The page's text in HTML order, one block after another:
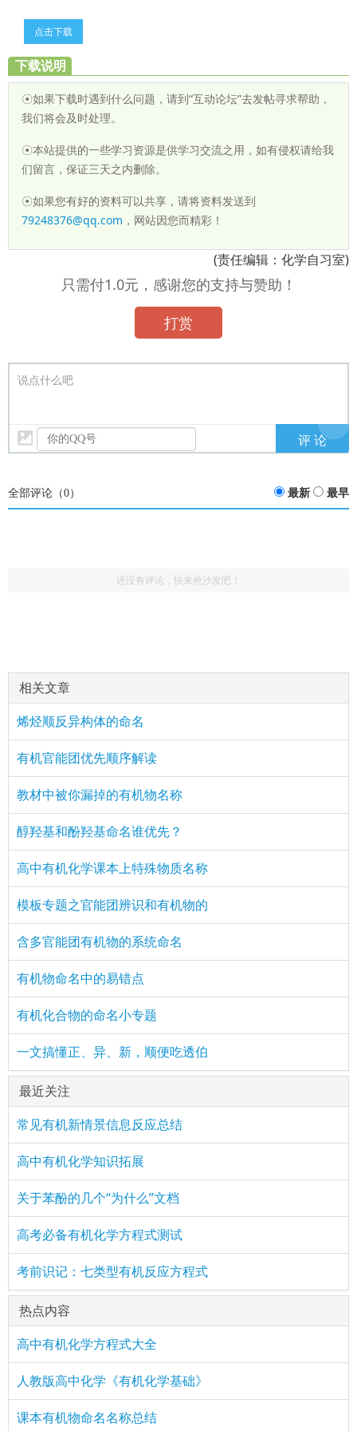
点击下载
下载说明
☉如果下载时遇到什么问题，请到“互动论坛”去发帖寻求帮助，
我们将会及时处理。
☉本站提供的一些学习资源是供学习交流之用，如有侵权请给我
们留言，保证三天之内删除。
☉如果您有好的资料可以共享，请将资料发送到
79248376@qq.com ，网站因您而精彩！
(责任编辑：化学自习室)
只需付1.0元，感谢您的支持与赞助！
打赏
说点什么吧
全部评论（0） 最新 最早
还没有评论，快来抢沙发吧！
相关文章
烯烃顺反异构体的命名
有机官能团优先顺序解读
教材中被你漏掉的有机物名称
醇羟基和酚羟基命名谁优先？
高中有机化学课本上特殊物质名称
模板专题之官能团辨识和有机物的
含多官能团有机物的系统命名
有机物命名中的易错点
有机化合物的命名小专题
一文搞懂正、异、新，顺便吃透伯
最近关注
常见有机新情景信息反应总结
高中有机化学知识拓展
关于苯酚的几个“为什么”文档
高考必备有机化学方程式测试
考前识记：七类型有机反应方程式
热点内容
高中有机化学方程式大全
人教版高中化学《有机化学基础》
课本有机物命名名称总结